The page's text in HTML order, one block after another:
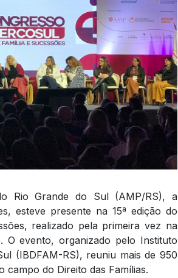
Rio Grande do Sul (AMP/RS), a
esteve presente na 15ª edição do
realizado pela primeira vez na
O evento, organizado pelo Instituto
(IBDFAM-RS), reuniu mais de 950
campo do Direito das Famílias.